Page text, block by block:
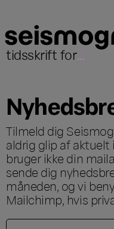
tidsskrift for...
Tilmeld dig
aldrig glip af
bruger ikke din
sende dig
måneden, og vi
Mailchimp, hvis